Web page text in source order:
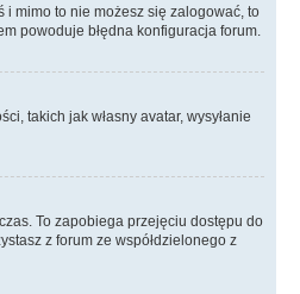
i mimo to nie możesz się zalogować, to
powoduje błędna konfiguracja forum.
takich jak własny avatar, wysyłanie
To zapobiega przejęciu dostępu do
z forum ze współdzielonego z